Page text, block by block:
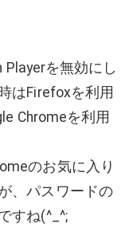
を無効にし
はFirefoxを利用
Chromeを利用
のお気に入り
、パスワードの
すね(^_^;